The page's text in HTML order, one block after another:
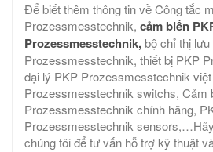
Để biết thêm thông tin về Công tắc
Prozessmesstechnik, cảm biến
Prozessmesstechnik,bộ chỉ thị
Prozessmesstechnik, thiết bị PKP
đại lý PKP Prozessmesstechnik
Prozessmesstechnik switchs, Cảm
Prozessmesstechnik chính hãng​,
Prozessmesstechnik
chúng tôi để tư vấn hỗ trợ kỹ thuật